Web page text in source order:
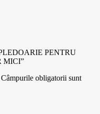
PENTRU
MICI”
Câmpurile obligatorii sunt